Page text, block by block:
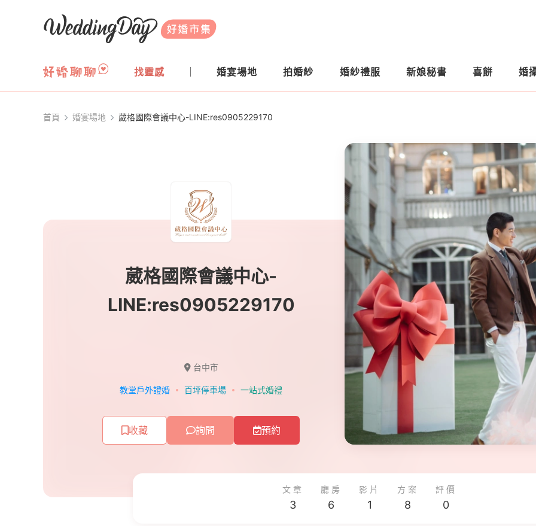
WeddingDay 好婚市集
找靈感 婚宴場地 拍婚紗 婚紗禮服 新娘秘書 喜餅 婚
首頁 婚宴場地 葳格國際會議中心-LINE:res0905229170
葳格國際會議中心-
LINE:res0905229170
台中市
教堂戶外證婚 百坪停車場 一站式婚禮
收藏 詢問 預約
文章
3
廳房
6
影片
1
方案
8
評價
0